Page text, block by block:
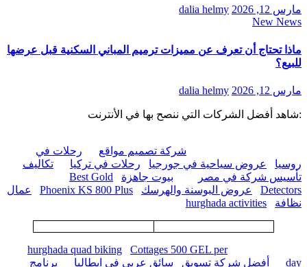
مارس 12, 2026
dalia helmy
New News
ماذا تحتاج أن تعرف عن مميزات ترميم المباني السكنية قبل عرضها
للبيع؟
مارس 12, 2026 dalia helmy
:شاهد أفضل الشركات التي ننصح بها في الأنترنت
شركة تصميم مواقع
رحلات في
روسيا
عروض سياحية في جورجيا رحلات في تركيا
تكاليف
تأسيس شركة في مصر
بيوت جاهزة
Best Gold
Detectors
عروض البوسنة والهرسك Phoenix KS 800 Plus
عمال
نظافة
hurghada activities
hurghada quad biking
Cottages 500 GEL per
day
أفضل شركة تسويق سائق عربي في ايطاليا برنامج